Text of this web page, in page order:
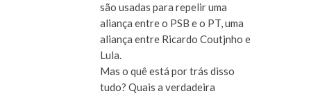
são usadas para repelir uma
aliança entre o PSB e o PT, uma
aliança entre Ricardo Coutjnho e
Lula.
Mas o quê está por trás disso
tudo? Quais a verdadeira